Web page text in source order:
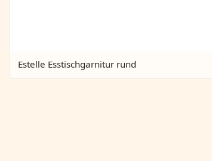
Estelle Esstischgarnitur rund